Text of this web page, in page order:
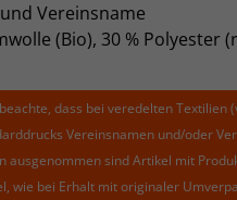
Vereinsname
(Bio), 30 % Polyester
dass bei veredelten Textilien
Vereinsnamen und/oder
ausgenommen sind Artikel mit
wie bei Erhalt mit originaler